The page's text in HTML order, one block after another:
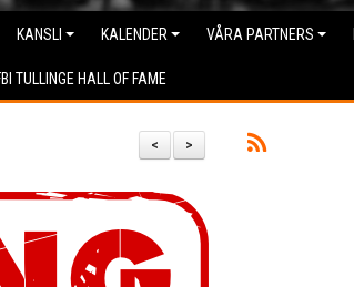
KANSLI KALENDER VÅRA PARTNERS
TULLINGE HALL OF FAME
>
<